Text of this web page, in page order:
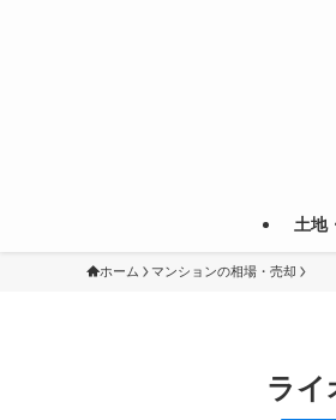
土地
ホーム マンションの相場・売却
ライ